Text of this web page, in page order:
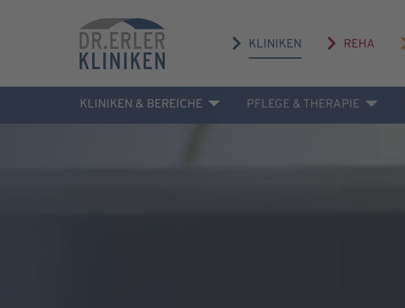
KLINIKEN REHA
KLINIKEN & BEREICHE PFLEGE & THERAPIE